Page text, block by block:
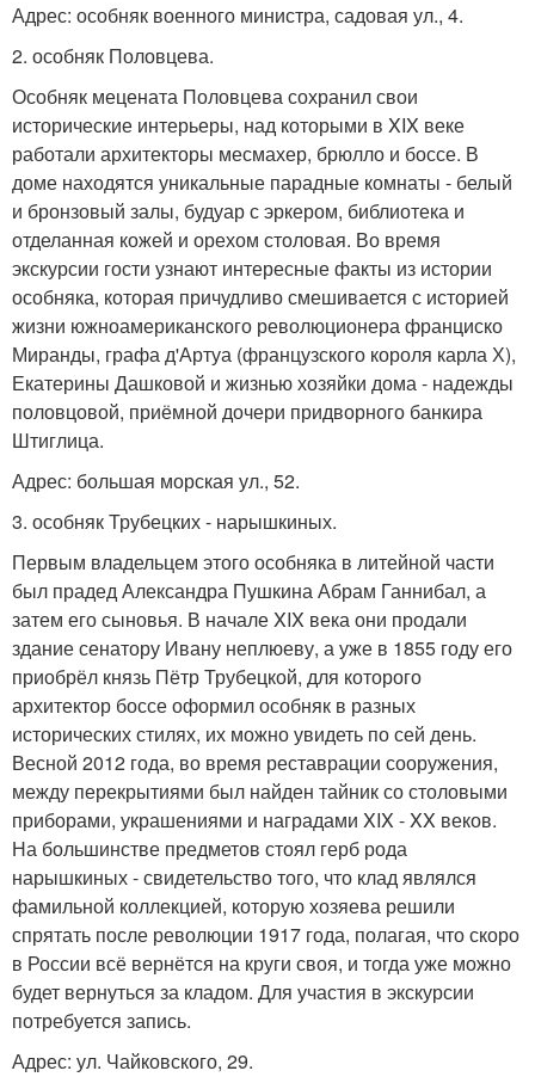
Адрес: особняк военного министра, садовая ул., 4.
2. особняк Половцева.
Особняк мецената Половцева сохранил свои
исторические интерьеры, над которыми в XIX веке
работали архитекторы месмахер, брюлло и боссе. В
доме находятся уникальные парадные комнаты - белый
и бронзовый залы, будуар с эркером, библиотека и
отделанная кожей и орехом столовая. Во время
экскурсии гости узнают интересные факты из истории
особняка, которая причудливо смешивается с историей
жизни южноамериканского революционера франциско
Миранды, графа д'Артуа (французского короля карла Х),
Екатерины Дашковой и жизнью хозяйки дома - надежды
половцовой, приёмной дочери придворного банкира
Штиглица.
Адрес: большая морская ул., 52.
3. особняк Трубецких - нарышкиных.
Первым владельцем этого особняка в литейной части
был прадед Александра Пушкина Абрам Ганнибал, а
затем его сыновья. В начале XIX века они продали
здание сенатору Ивану неплюеву, а уже в 1855 году его
приобрёл князь Пётр Трубецкой, для которого
архитектор боссе оформил особняк в разных
исторических стилях, их можно увидеть по сей день.
Весной 2012 года, во время реставрации сооружения,
между перекрытиями был найден тайник со столовыми
приборами, украшениями и наградами XIX - XX веков.
На большинстве предметов стоял герб рода
нарышкиных - свидетельство того, что клад являлся
фамильной коллекцией, которую хозяева решили
спрятать после революции 1917 года, полагая, что скоро
в России всё вернётся на круги своя, и тогда уже можно
будет вернуться за кладом. Для участия в экскурсии
потребуется запись.
Адрес: ул. Чайковского, 29.